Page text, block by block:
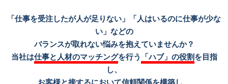
「仕事を受注したが人が足りない」「人はいるのに仕事が少な
い」などの
バランスが取れない悩みを抱えていませんか？
当社は仕事と人材のマッチングを行う 「ハブ」の役割を目指
し、
お客様と接するにおいて信頼関係を構築し、